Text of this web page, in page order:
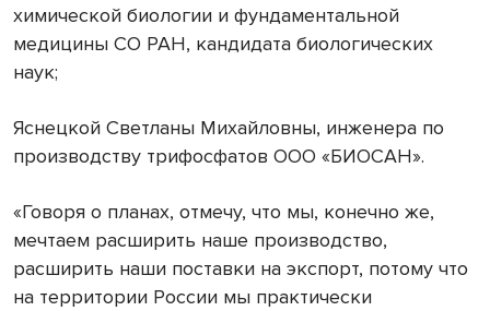
химической биологии и фундаментальной
медицины СО РАН, кандидата биологических
наук;
Яснецкой Светланы Михайловны, инженера по
производству трифосфатов ООО «БИОСАН».
«Говоря о планах, отмечу, что мы, конечно же,
мечтаем расширить наше производство,
расширить наши поставки на экспорт, потому что
на территории России мы практически